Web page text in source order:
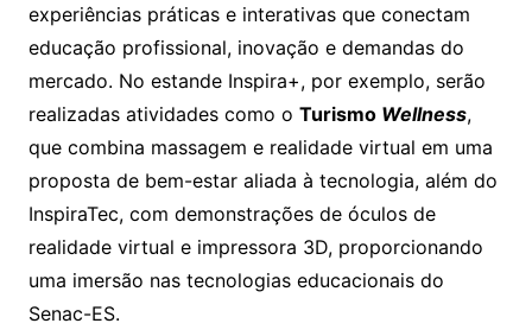
experiências práticas e interativas que conectam
educação profissional, inovação e demandas do
mercado. No estande Inspira+, por exemplo, serão
realizadas atividades como o Turismo Wellness,
que combina massagem e realidade virtual em uma
proposta de bem-estar aliada à tecnologia, além do
InspiraTec, com demonstrações de óculos de
realidade virtual e impressora 3D, proporcionando
uma imersão nas tecnologias educacionais do
Senac-ES.